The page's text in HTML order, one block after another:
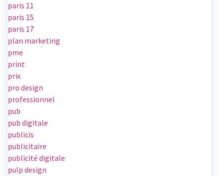
paris 11
paris 15
paris 17
plan marketing
pme
print
prix
pro design
professionnel
pub
pub digitale
publicis
publicitaire
publicité digitale
pulp design